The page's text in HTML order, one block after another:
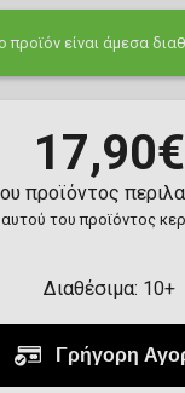
προϊόν είναι άμεσα
17,90€
προϊόντος
του προϊόντος
Διαθέσιμα: 10+